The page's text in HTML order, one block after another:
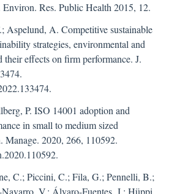
Res. Public Health 2015, 12.
Aspelund, A. Competitive sustainable
strategies, environmental and
their effects on firm performance. J.
P. ISO 14001 adoption and
in small to medium sized
Manage. 2020, 266, 110592.
C.; Piccini, C.; Fila, G.; Pennelli, B.;
V.; Álvaro-Fuentes, J.; Hüppi,